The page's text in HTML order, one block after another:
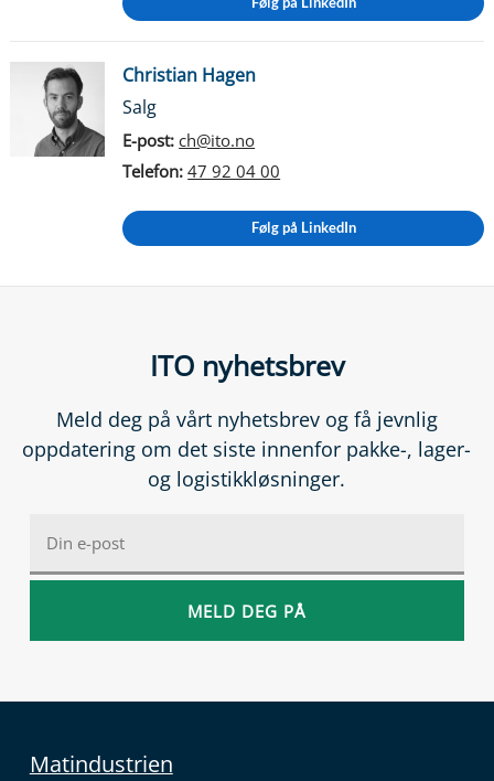
Christian Hagen
Salg
E-post: ch@ito.no
Telefon: 47 92 04 00
Følg på LinkedIn
ITO nyhetsbrev
Meld deg på vårt nyhetsbrev og få jevnlig
oppdatering om det siste innenfor pakke-, lager-
og logistikkløsninger.
Matindustrien